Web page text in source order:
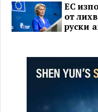
ЕС
от
руски